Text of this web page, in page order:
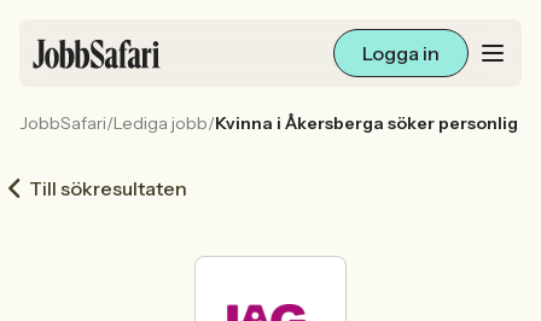
Logga in
Arbetsliv och karriär
För arbetsgivare
JobbSafari/Lediga jobb/Kvinna i Åkersberga söker personlig
Till sökresultaten